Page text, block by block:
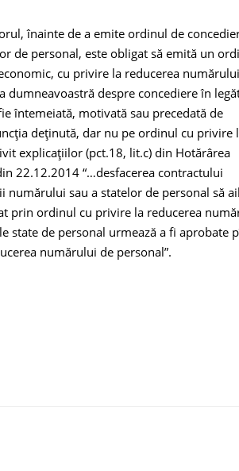
înainte de a emite ordinul de
de personal, este obligat să emită un
cu privire la reducerea
dumneavoastră despre concediere în
întemeiată, motivată sau precedată de
deținută, dar nu pe ordinul cu privire
explicațiilor (pct.18, lit.c) din Hotărârea
22.12.2014 “…desfacerea contractului
sau a statelor de personal să
prin ordinul cu privire la reducerea
state de personal urmează a fi aprobate
numărului de personal”.